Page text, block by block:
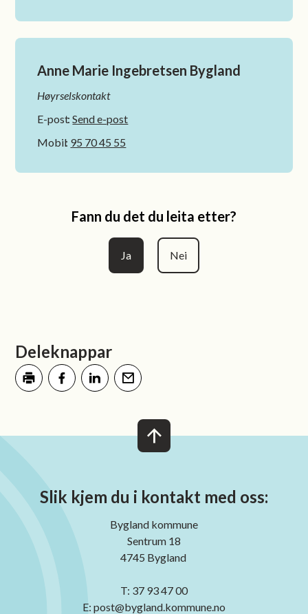
Anne Marie Ingebretsen Bygland
Høyrselskontakt
E-post Send e-post
Mobil 95 70 45 55
Fann du det du leita etter?
Ja Nei
Deleknappar
Slik kjem du i kontakt med oss:
Bygland kommune
Sentrum 18
4745 Bygland
T: 37 93 47 00
E: post@bygland.kommune.no